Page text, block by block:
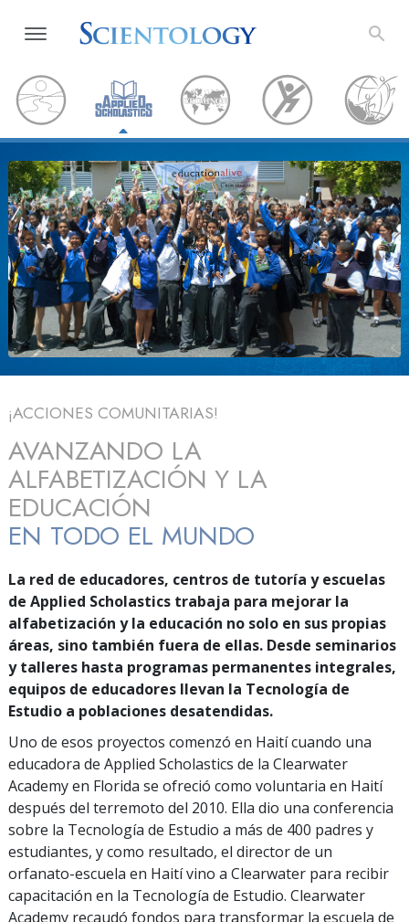
¡ACCIONES COMUNITARIAS!
AVANZANDO LA
ALFABETIZACIÓN Y LA
EDUCACIÓN
EN TODO EL MUNDO
La red de educadores, centros de tutoría y escuelas
de Applied Scholastics trabaja para mejorar la
alfabetización y la educación no solo en sus propias
áreas, sino también fuera de ellas. Desde seminarios
y talleres hasta programas permanentes integrales,
equipos de educadores llevan la Tecnología de
Estudio a poblaciones desatendidas.
Uno de esos proyectos comenzó en Haití cuando una
educadora de Applied Scholastics de la Clearwater
Academy en Florida se ofreció como voluntaria en Haití
después del terremoto del 2010. Ella dio una conferencia
sobre la Tecnología de Estudio a más de 400 padres y
estudiantes, y como resultado, el director de un
orfanato-escuela en Haití vino a Clearwater para recibir
capacitación en la Tecnología de Estudio. Clearwater
Academy recaudó fondos para transformar la escuela de